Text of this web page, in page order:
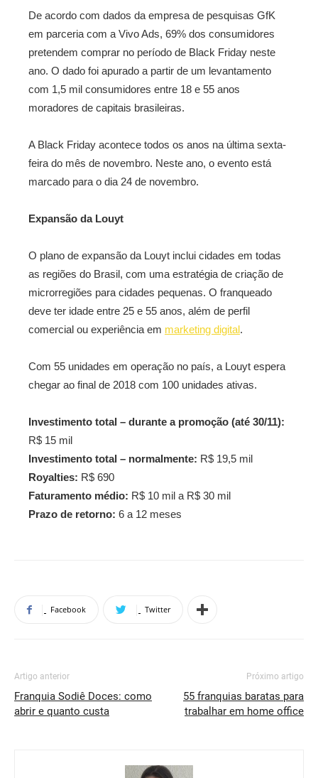
De acordo com dados da empresa de pesquisas GfK
em parceria com a Vivo Ads, 69% dos consumidores
pretendem comprar no período de Black Friday neste
ano. O dado foi apurado a partir de um levantamento
com 1,5 mil consumidores entre 18 e 55 anos
moradores de capitais brasileiras.
A Black Friday acontece todos os anos na última sexta-
feira do mês de novembro. Neste ano, o evento está
marcado para o dia 24 de novembro.
Expansão da Louyt
O plano de expansão da Louyt inclui cidades em todas
as regiões do Brasil, com uma estratégia de criação de
microrregiões para cidades pequenas. O franqueado
deve ter idade entre 25 e 55 anos, além de perfil
comercial ou experiência em marketing digital.
Com 55 unidades em operação no país, a Louyt espera
chegar ao final de 2018 com 100 unidades ativas.
Investimento total – durante a promoção (até 30/11):
R$ 15 mil
Investimento total – normalmente: R$ 19,5 mil
Royalties: R$ 690
Faturamento médio: R$ 10 mil a R$ 30 mil
Prazo de retorno: 6 a 12 meses
Facebook Twitter
Artigo anterior
Franquia Sodiê Doces: como
abrir e quanto custa
Próximo artigo
55 franquias baratas para
trabalhar em home office